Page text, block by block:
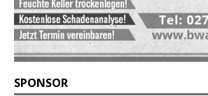
SPONSOR